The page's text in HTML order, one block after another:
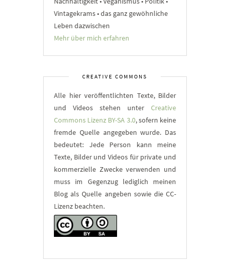
Vintagekrams • das ganz gewöhnliche
Leben dazwischen
Mehr über mich erfahren
CREATIVE COMMONS
Alle hier veröffentlichten Texte, Bilder
und Videos stehen unter Creative
Commons Lizenz BY-SA 3.0, sofern keine
fremde Quelle angegeben wurde. Das
bedeutet: Jede Person kann meine
Texte, Bilder und Videos für private und
kommerzielle Zwecke verwenden und
muss im Gegenzug lediglich meinen
Blog als Quelle angeben sowie die CC-
Lizenz beachten.